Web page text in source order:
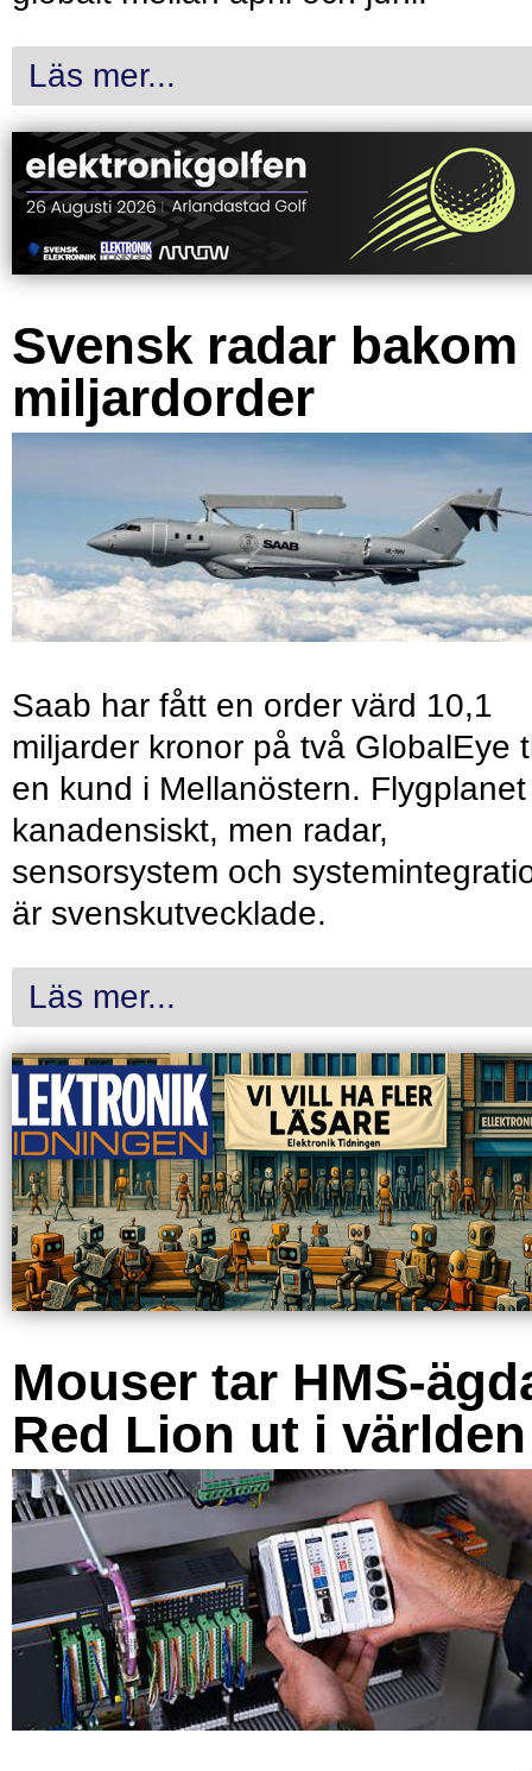
Läs mer...
Svensk radar bakom
miljardorder
Saab har fått en order värd 10,1
miljarder kronor på två GlobalEye
en kund i Mellanöstern.
kanadensiskt, men radar,
sensorsystem och
är svenskutvecklade.
Läs mer...
Mouser tar HMS-
Red Lion ut i världen